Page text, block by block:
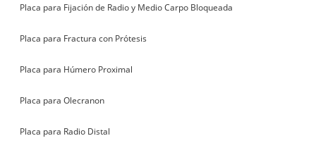
Placa para Fijación de Radio y Medio Carpo Bloqueada
Placa para Fractura con Prótesis
Placa para Húmero Proximal
Placa para Olecranon
Placa para Radio Distal